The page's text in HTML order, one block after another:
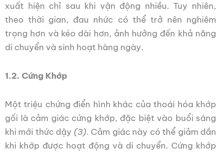
xuất hiện chỉ sau khi vận động nhiều. Tuy nhiên,
theo thời gian, đau nhức có thể trở nên nghiêm
trọng hơn và kéo dài hơn, ảnh hưởng đến khả năng
di chuyển và sinh hoạt hàng ngày.
1.2. Cứng Khớp
Một triệu chứng điển hình khác của thoái hóa khớp
gối là cảm giác cứng khớp, đặc biệt vào buổi sáng
khi mới thức dậy (3). Cảm giác này có thể giảm dần
khi khớp được hoạt động và di chuyển. Cứng khớp